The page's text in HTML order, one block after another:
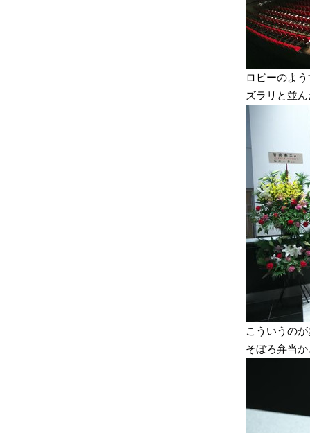
ロビーのよ
ズラリと並
こういうの
そぼろ弁当